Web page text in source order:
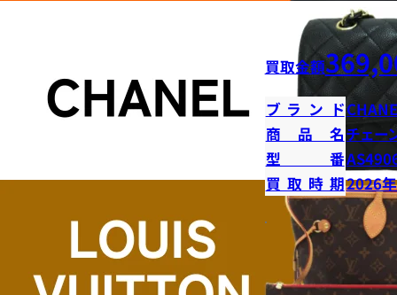
買取金額
ブランド
商品名チェー
型番
買取時期2026